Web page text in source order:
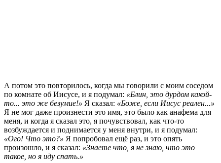
А потом это повторилось, когда мы говорили с моим соседом
по комнате об Иисусе, и я подумал: «Блин, это дурдом какой-
то... это же безумие!» Я сказал: «Боже, если Иисус реален...»
Я не мог даже произнести это имя, это было как анафема для
меня, и когда я сказал это, я почувствовал, как что-то
возбуждается и поднимается у меня внутри, и я подумал:
«Ого! Что это?» Я попробовал ещё раз, и это опять
произошло, и я сказал: «Знаете что, я не знаю, что это
такое, но я иду спать.»